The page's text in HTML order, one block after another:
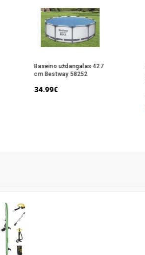
Baseino uždangalas 427
cm Bestway 58252
34.99€